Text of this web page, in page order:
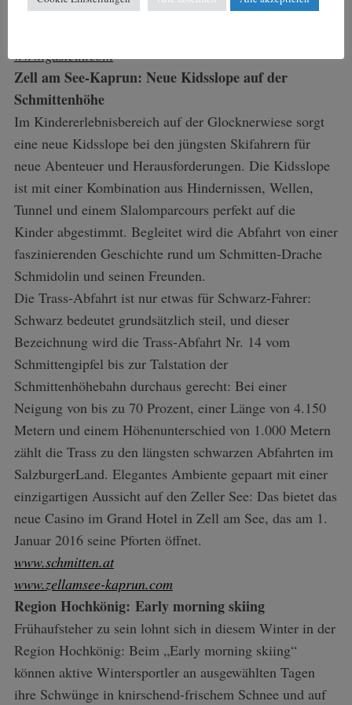
Rundumblicke auf das historische Zentrum Bad
www.gastein.com
Zell am See-Kaprun: Neue Kidsslope auf der
Schmittenhöhe
Im Kindererlebnisbereich auf der Glocknerwiese sorgt
eine neue Kidsslope bei den jüngsten Skifahrern für
neue Abenteuer und Herausforderungen. Die Kidsslope
ist mit einer Kombination aus Hindernissen, Wellen,
Tunnel und einem Slalomparcours perfekt auf die
Kinder abgestimmt. Begleitet wird die Abfahrt von einer
faszinierenden Geschichte rund um Schmitten-Drache
Schmidolin und seinen Freunden.
Die Trass-Abfahrt ist nur etwas für Schwarz-Fahrer:
Schwarz bedeutet grundsätzlich steil, und dieser
Bezeichnung wird die Trass-Abfahrt Nr. 14 vom
Schmittengipfel bis zur Talstation der
Schmittenhöhebahn durchaus gerecht: Bei einer
Neigung von bis zu 70 Prozent, einer Länge von 4.150
Metern und einem Höhenunterschied von 1.000 Metern
zählt die Trass zu den längsten schwarzen Abfahrten im
SalzburgerLand. Elegantes Ambiente gepaart mit einer
einzigartigen Aussicht auf den Zeller See: Das bietet das
neue Casino im Grand Hotel in Zell am See, das am 1.
Januar 2016 seine Pforten öffnet.
www.schmitten.at
www.zellamsee-kaprun.com
Region Hochkönig: Early morning skiing
Frühaufsteher zu sein lohnt sich in diesem Winter in der
Region Hochkönig: Beim „Early morning skiing“
können aktive Wintersportler an ausgewählten Tagen
ihre Schwünge in knirschend-frischem Schnee und auf